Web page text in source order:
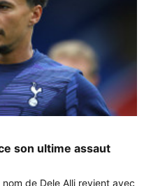
son ultime assaut
de Dele Alli revient avec